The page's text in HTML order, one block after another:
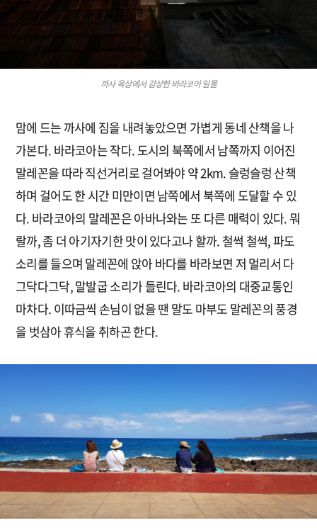
까사 옥상에서 감상한 바라코아 일몰
맘에 드는 까사에 짐을 내려놓았으면 가볍게 동네 산책을 나
가본다. 바라코아는 작다. 도시의 북쪽에서 남쪽까지 이어진
말레꼰을 따라 직선거리로 걸어봐야 약 2km. 슬렁슬렁 산책
하며 걸어도 한 시간 미만이면 남쪽에서 북쪽에 도달할 수 있
다. 바라코아의 말레꼰은 아바나와는 또 다른 매력이 있다. 뭐
랄까, 좀 더 아기자기한 맛이 있다고나 할까. 철썩 철썩, 파도
소리를 들으며 말레꼰에 앉아 바다를 바라보면 저 멀리서 다
그닥다그닥, 말발굽 소리가 들린다. 바라코아의 대중교통인
마차다. 이따금씩 손님이 없을 땐 말도 마부도 말레꼰의 풍경
을 벗삼아 휴식을 취하곤 한다.